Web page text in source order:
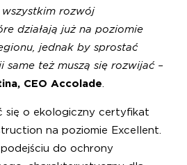
rozwój
działają już na poziomie
jednak by sprostać
same też muszą się rozwijać –
CEO Accolade.
się o ekologiczny certyfikat
na poziomie Excellent.
do ochrony